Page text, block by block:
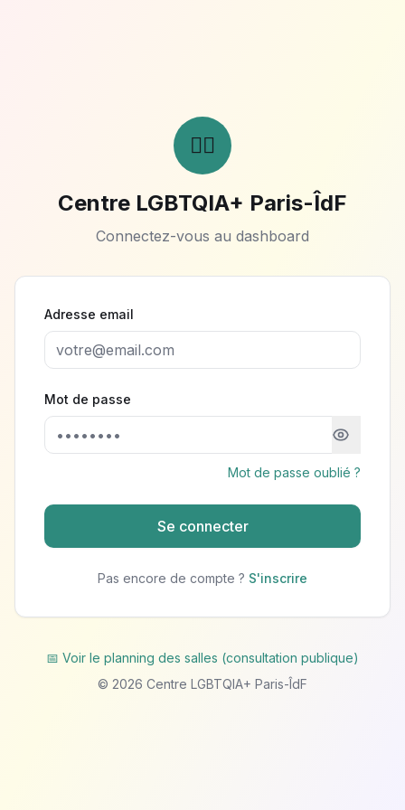
🏳️‍🌈
Centre LGBTQIA+ Paris-ÎdF
Connectez-vous au dashboard
Adresse email
Mot de passe
Mot de passe oublié ?
Se connecter
Pas encore de compte ? S'inscrire
📅 Voir le planning des salles (consultation publique)
© 2026 Centre LGBTQIA+ Paris-ÎdF